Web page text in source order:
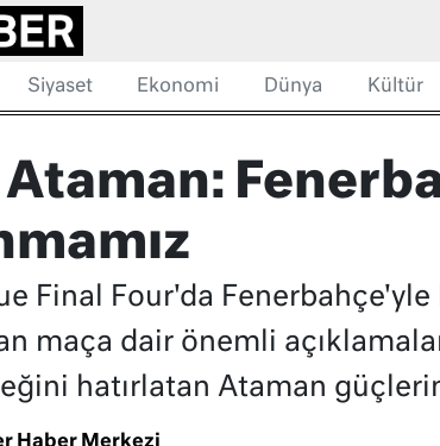
Siyaset Ekonomi Dünya Kültür
Ataman:
Final Four'da
maça dair önemli
hatırlatan Ataman